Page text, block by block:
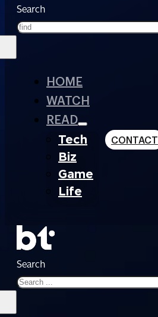
Search
HOME
WATCH
READ
Tech
Biz
Game
Life
CONTACT
Search